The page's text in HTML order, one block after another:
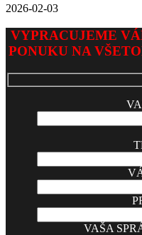
2026-02-03
VYPRACUJEME
PONUKU NA
VAŠA